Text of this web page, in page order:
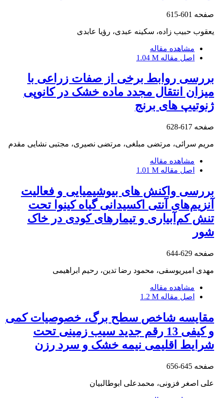
صفحه 601-615
یعقوب حبیب زاده، سکینه عبدی، رؤیا عابدی
مشاهده مقاله
اصل مقاله 1.04 M
بررسی روابط برخی از صفات زراعی با
میزان انتقال مجدد ماده خشک در کانوپی
ژنوتیپ های برنج
صفحه 617-628
مریم سرائی، مرتضی مبلغی، مرتضی نصیری، مجتبی نشایی مقدم
مشاهده مقاله
اصل مقاله 1.01 M
بررسی واکنش های بیوشیمیایی و فعالیت
آنزیم‌های آنتی اکسیدانی گیاه کینوا تحت
تنش کم‌آبیاری و تیمارهای کودی در خاک
شور
صفحه 629-644
مهدی امیریوسفی، محمود رضا تدین، رحیم ابراهیمی
مشاهده مقاله
اصل مقاله 1.2 M
مقایسه شاخص‎ سطح برگ، خصوصیات کمی
و کیفی 13 رقم جدید سیب زمینی تحت
شرایط اقلیمی نیمه خشک و سرد رزن
صفحه 645-656
علی اصغر فزونی، محمدعلی ابوطالبیان